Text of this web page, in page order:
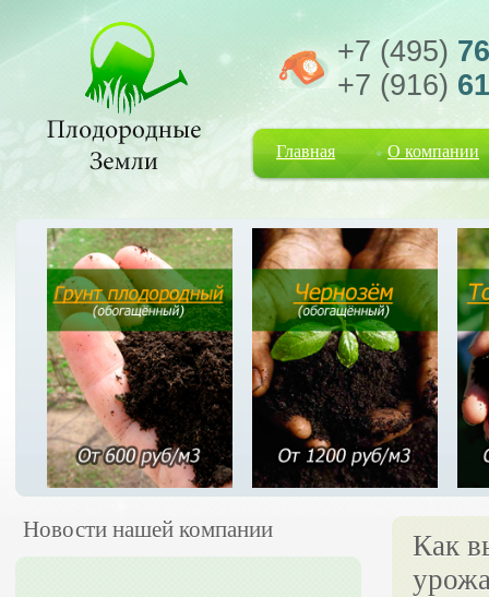
+7 (495)
+7 (916)
Главная О компании
Новости нашей компании
Как